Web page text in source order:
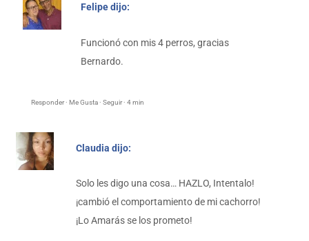
Felipe dijo:
Funcionó con mis 4 perros, gracias
Bernardo.
Responder · Me Gusta · Seguir · 4 min
Claudia dijo:
Solo les digo una cosa… HAZLO, Intentalo!
¡cambió el comportamiento de mi cachorro!
¡Lo Amarás se los prometo!